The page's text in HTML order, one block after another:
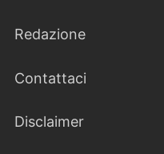
Redazione
Contattaci
Disclaimer